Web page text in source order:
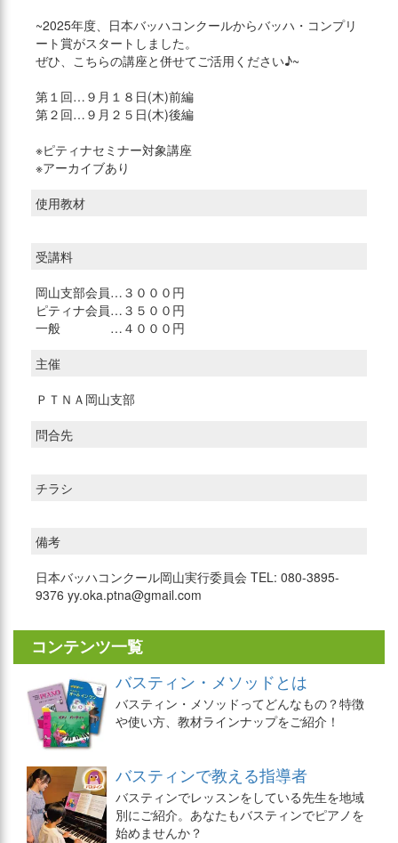
~2025年度、日本バッハコンクールからバッハ・コンプリ
ート賞がスタートしました。
ぜひ、こちらの講座と併せてご活用ください♪~
第１回…９月１８日(木)前編
第２回…９月２５日(木)後編
※ピティナセミナー対象講座
※アーカイブあり
使用教材
受講料
岡山支部会員…３０００円
ピティナ会員…３５００円
一般 …４０００円
主催
ＰＴＮＡ岡山支部
問合先
チラシ
備考
日本バッハコンクール岡山実行委員会 TEL: 080-3895-
9376 yy.oka.ptna@gmail.com
コンテンツ一覧
バスティン・メソッドとは
バスティン・メソッドってどんなもの？特徴
や使い方、教材ラインナップをご紹介！
バスティンで教える指導者
バスティンでレッスンをしている先生を地域
別にご紹介。あなたもバスティンでピアノを
始めませんか？